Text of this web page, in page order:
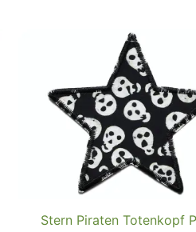
Stern Piraten Totenkopf